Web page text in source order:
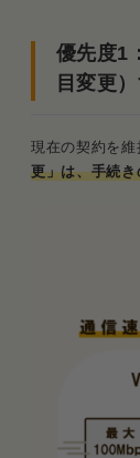
優先度1
目変更
現在の契約を
更」は、手続